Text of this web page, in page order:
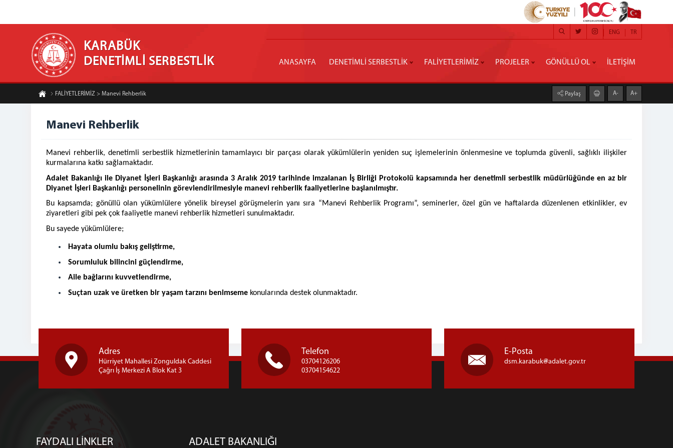
KARABÜK
DENETİMLİ SERBESTLİK
TR
ENG
ANASAYFA DENETİMLİ SERBESTLİK FALİYETLERİMİZ PROJELER GÖNÜLLÜ OL İLETİŞİM
FALİYETLERİMİZ > Manevi Rehberlik Paylaş A- A+
Manevi Rehberlik
Manevi rehberlik, denetimli serbestlik hizmetlerinin tamamlayıcı bir parçası olarak yükümlülerin yeniden suç işlemelerinin önlenmesine ve toplumda güvenli, sağlıklı ilişkiler
kurmalarına katkı sağlamaktadır.
Adalet Bakanlığı ile Diyanet İşleri Başkanlığı arasında 3 Aralık 2019 tarihinde imzalanan İş Birliği Protokolü kapsamında her denetimli serbestlik müdürlüğünde en az bir
Diyanet İşleri Başkanlığı personelinin görevlendirilmesiyle manevi rehberlik faaliyetlerine başlanılmıştır.
Bu kapsamda; gönüllü olan yükümlülere yönelik bireysel görüşmelerin yanı sıra “Manevi Rehberlik Programı”, seminerler, özel gün ve haftalarda düzenlenen etkinlikler, ev
ziyaretleri gibi pek çok faaliyetle manevi rehberlik hizmetleri sunulmaktadır.
Bu sayede yükümlülere;
Hayata olumlu bakış geliştirme,
Sorumluluk bilincini güçlendirme,
Aile bağlarını kuvvetlendirme,
Suçtan uzak ve üretken bir yaşam tarzını benimseme konularında destek olunmaktadır.
Adres
Hürriyet Mahallesi Zonguldak Caddesi
Çağrı İş Merkezi A Blok Kat 3
Telefon
03704126206
03704154622
E-Posta
dsm.karabuk adalet.gov.tr
FAYDALI LİNKLER ADALET BAKANLIĞI